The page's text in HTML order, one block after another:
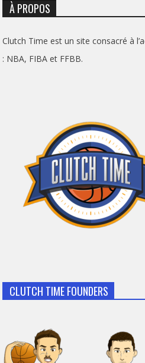
À PROPOS
Clutch Time est un site consacré à
: NBA, FIBA et FFBB.
CLUTCH TIME FOUNDERS